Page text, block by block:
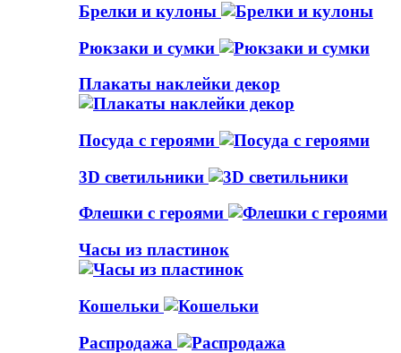
Брелки и кулоны
Рюкзаки и сумки
Плакаты наклейки декор
Посуда с героями
3D светильники
Флешки с героями
Часы из пластинок
Кошельки
Распродажа